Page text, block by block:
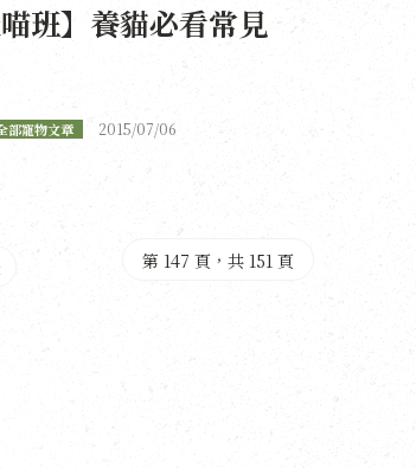
喵班】養貓必看常見
部寵物文章 2015/07/06
第 147 頁，共 151 頁